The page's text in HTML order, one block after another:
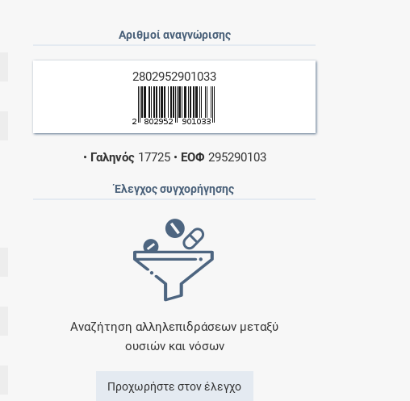
Αριθμοί αναγνώρισης
2802952901033
• Γαληνός17725 • ΕΟΦ 295290103
Έλεγχος συγχορήγησης
Αναζήτηση αλληλεπιδράσεων μεταξύ
ουσιών και νόσων
Προχωρήστε στον έλεγχο